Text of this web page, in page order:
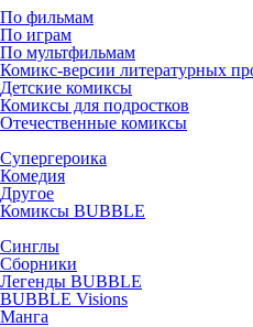
По фильмам
По играм
По мультфильмам
Комикс-версии литературных
Детские комиксы
Комиксы для подростков
Отечественные комиксы
Супергероика
Комедия
Другое
Комиксы BUBBLE
Синглы
Сборники
Легенды BUBBLE
BUBBLE Visions
Манга